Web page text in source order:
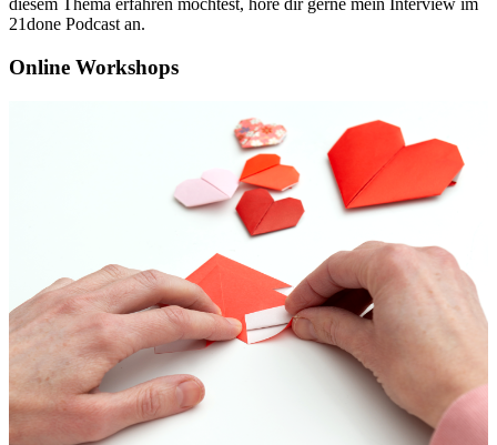
diesem Thema erfahren möchtest, höre dir gerne mein Interview im
21done Podcast an.
Online Workshops